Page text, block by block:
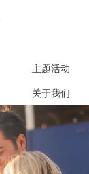
主题活动
关于我们